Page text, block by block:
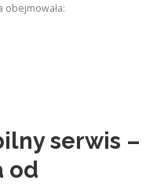
obejmowała:
serwis –
od